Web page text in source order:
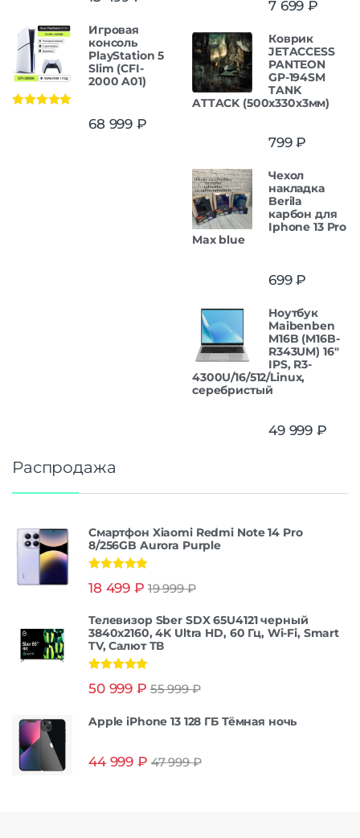
Игровая
консоль
PlayStation 5
Slim (CFI-
2000 A01)
68 999 ₽
7 699 ₽
Коврик
JETACCESS
PANTEON
GP-194SM
TANK
ATTACK (500x330x3мм)
799₽
Чехол
накладка
Berila
карбон для
Iphone 13 Pro
Max blue
699₽
Ноутбук
Maibenben
M16B (M16B-
R343UM) 16"
IPS, R3-
4300U/16/512/Linux,
серебристый
49 999 ₽
Распродажа
Смартфон Xiaomi Redmi Note 14 Pro
8/256GB Aurora Purple
из 5
18 499 ₽ 19 999₽
Телевизор Sber SDX 65U4121 черный
3840x2160, 4K Ultra HD, 60 Гц, Wi-Fi, Smart
TV, Салют ТВ
из 5
50 999 ₽ 55 999₽
Apple iPhone 13 128 ГБ Тёмная ночь
44 999 ₽ 47 999₽